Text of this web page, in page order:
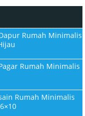
Rumah Minimalis
Rumah Minimalis
Rumah Minimalis